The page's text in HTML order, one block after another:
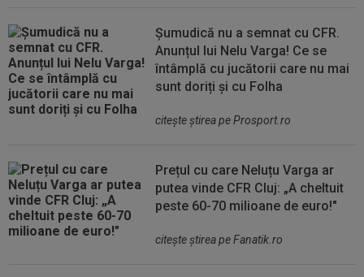
Șumudică nu a semnat cu CFR.
Anunțul lui Nelu Varga! Ce se
întâmplă cu jucătorii care nu mai
sunt doriți și cu Folha
citeşte ştirea pe Prosport.ro
Prețul cu care Neluțu Varga ar
putea vinde CFR Cluj: „A cheltuit
peste 60-70 milioane de euro!"
citeşte ştirea pe Fanatik.ro